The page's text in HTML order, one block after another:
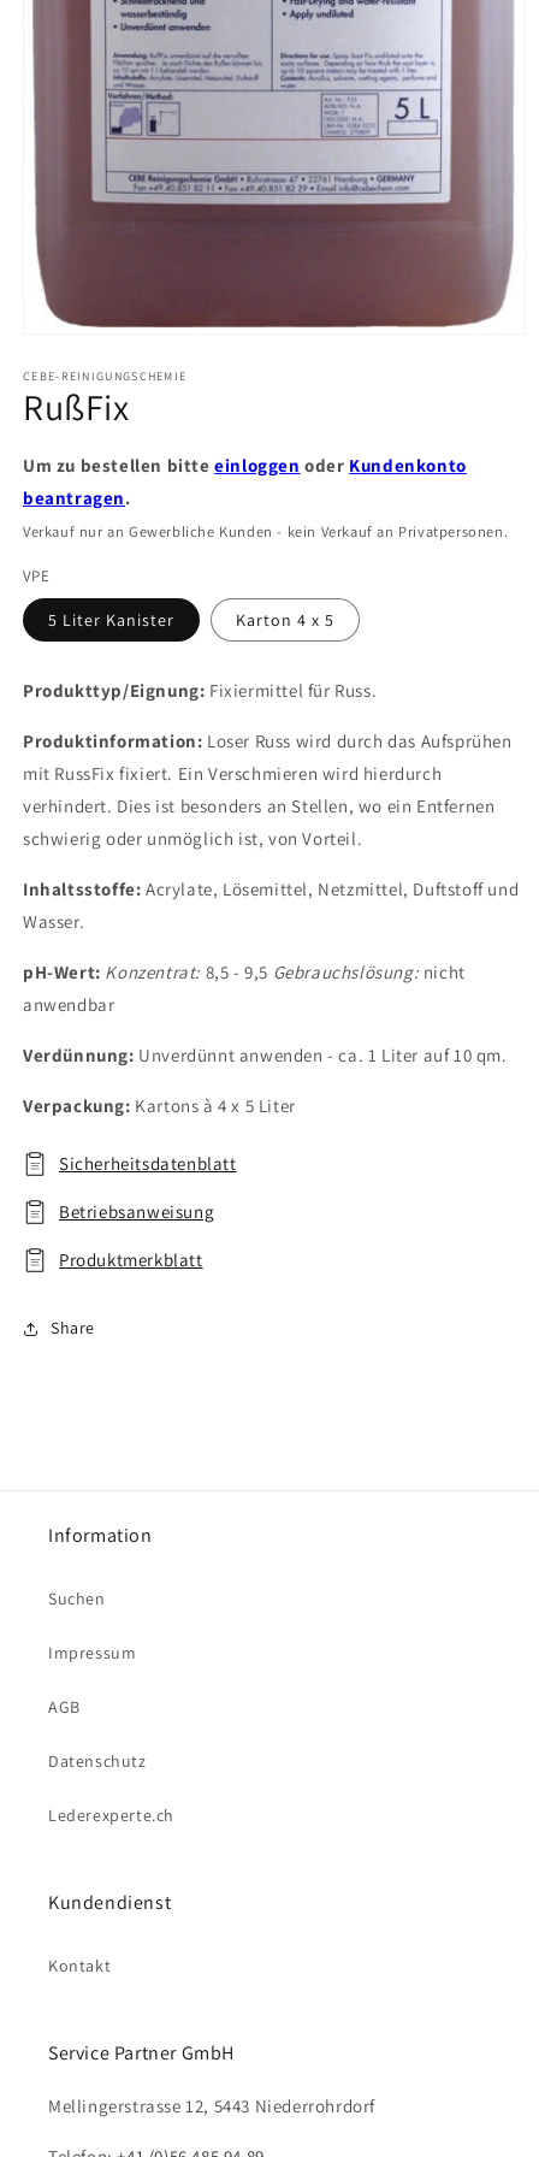
in
Modal
öffnen
CEBE-REINIGUNGSCHEMIE
RußFix
Um zu bestellen bitteeinloggen oder Kundenkonto
beantragen.
Verkauf nur an Gewerbliche Kunden - kein Verkauf an Privatpersonen.
VPE
5 Liter Kanister Karton 4 x 5
Produkttyp/Eignung: Fixiermittel für Russ.
Produktinformation: Loser Russ wird durch das Aufsprühen
mit RussFix fixiert. Ein Verschmieren wird hierdurch
verhindert. Dies ist besonders an Stellen, wo ein Entfernen
schwierig oder unmöglich ist, von Vorteil.
Inhaltsstoffe: Acrylate, Lösemittel, Netzmittel, Duftstoff und
Wasser.
pH-Wert: Konzentrat: 8,5 - 9,5 Gebrauchslösung: nicht
anwendbar
Verdünnung: Unverdünnt anwenden - ca. 1 Liter auf 10 qm.
Verpackung: Kartons à 4 x 5 Liter
Sicherheitsdatenblatt
Betriebsanweisung
Produktmerkblatt
Share
Information
Suchen
Impressum
AGB
Datenschutz
Lederexperte.ch
Kundendienst
Kontakt
Service Partner GmbH
Mellingerstrasse 12, 5443 Niederrohrdorf